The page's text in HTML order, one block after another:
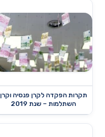
תקרות הפקדה לקרן פנסיה וקרן
השתלמות – שנת 2019